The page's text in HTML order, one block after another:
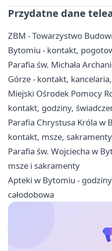
Przydatne dane
ZBM - Towarzystwo
Bytomiu - kontakt,
Parafia św. Michała
Górze - kontakt,
Miejski Ośrodek Pomocy
kontakt, godziny,
Parafia Chrystusa Króla w
kontakt, msze, sakramenty
Parafia św. Wojciecha w
msze i sakramenty
Apteki w Bytomiu -
całodobowa